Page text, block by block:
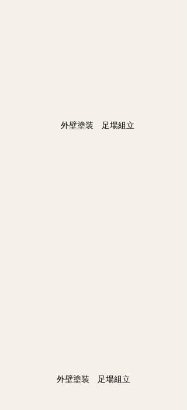
外壁塗装　足場組立
外壁塗装　足場組立